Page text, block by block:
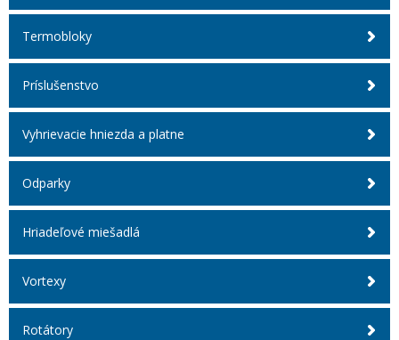
Termobloky
Príslušenstvo
Vyhrievacie hniezda a platne
Odparky
Hriadeľové miešadlá
Vortexy
Rotátory